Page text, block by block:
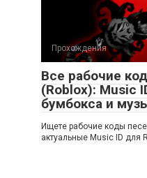
Прохождения
Все рабочие
(Roblox): Music
бумбокса и
Ищете рабочие коды
актуальные Music ID для